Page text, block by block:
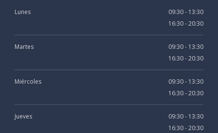
Lunes
09:30 - 13:30
16:30 - 20:30
Martes
09:30 - 13:30
16:30 - 20:30
Miércoles
09:30 - 13:30
16:30 - 20:30
Jueves
09:30 - 13:30
16:30 - 20:30